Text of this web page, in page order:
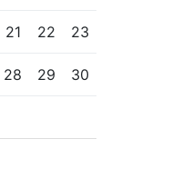
21 22 23
28 29 30